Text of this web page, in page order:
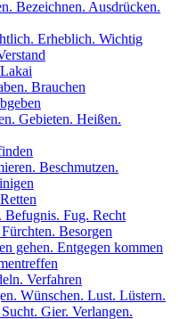
Bezeichnen. Ausdrücken.
Erheblich. Wichtig
Brauchen
Gebieten. Heißen.
Beschmutzen.
Fug. Recht
Besorgen
gehen. Entgegen kommen
Verfahren
Wünschen. Lust. Lüstern.
Gier. Verlangen.